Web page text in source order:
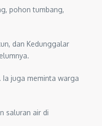
pohon tumbang,
dan Kedunggalar
Ia juga meminta warga
saluran air di